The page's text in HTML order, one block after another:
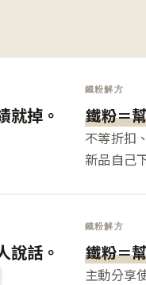
就掉。
鐵粉解方
鐵粉＝
不等折扣
新品自己
說話。
鐵粉解方
鐵粉＝
主動分享